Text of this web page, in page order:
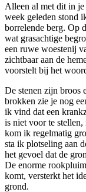
Alleen al met dit in je
week geleden stond
borrelende berg. Op
wat grasachtige
een ruwe woestenij
zichtbaar aan de
voorstelt bij het
De stenen zijn broos
brokken zie je nog
ik vind dat een
is niet voor te
kom ik regelmatig
sta ik plotseling aan
het gevoel dat de
De enorme
komt, versterkt het
grond.